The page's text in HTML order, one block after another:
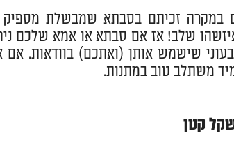
במקרה זכיתם בסבתא שמבשלת מספיק
שלב! אז אם סבתא או אמא שלכם
שישמש אותן (ואתכם) בוודאות.
משתלב טוב במתנות.
קטן